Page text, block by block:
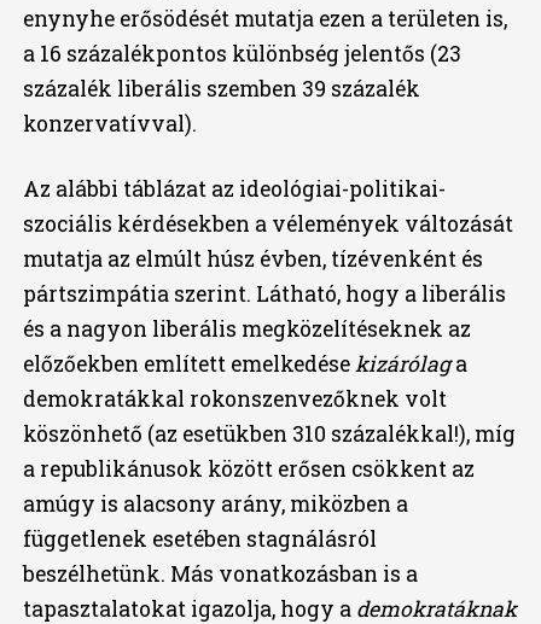
enynyhe erősödését mutatja ezen a területen is,
a 16 százalékpontos különbség jelentős (23
százalék liberális szemben 39 százalék
konzervatívval).
Az alábbi táblázat az ideológiai-politikai-
szociális kérdésekben a vélemények változását
mutatja az elmúlt húsz évben, tízévenként és
pártszimpátia szerint. Látható, hogy a liberális
és a nagyon liberális megközelítéseknek az
előzőekben említett emelkedésekizárólaga
demokratákkal rokonszenvezőknek volt
köszönhető (az esetükben 310 százalékkal!), míg
a republikánusok között erősen csökkent az
amúgy is alacsony arány, miközben a
függetlenek esetében stagnálásról
beszélhetünk. Más vonatkozásban is a
tapasztalatokat igazolja, hogy a demokratáknak